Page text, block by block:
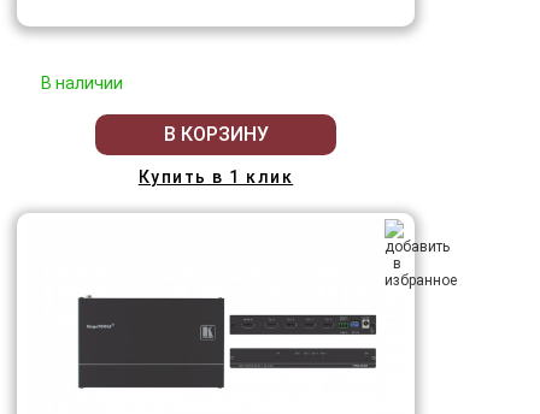
В наличии
В КОРЗИНУ
Купить в 1 клик